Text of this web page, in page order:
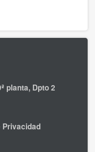
planta, Dpto 2
Privacidad